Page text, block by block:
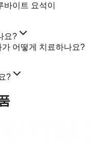
이트 요석이
요?
어떻게 치료하나요?
?